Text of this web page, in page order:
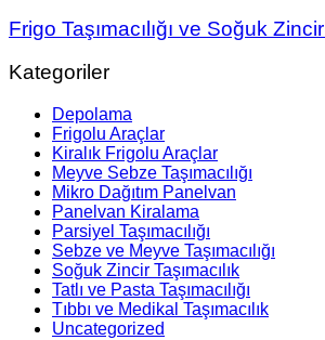
Frigo Taşımacılığı ve Soğuk
Kategoriler
Depolama
Frigolu Araçlar
Kiralık Frigolu Araçlar
Meyve Sebze Taşımacılığı
Mikro Dağıtım Panelvan
Panelvan Kiralama
Parsiyel Taşımacılığı
Sebze ve Meyve Taşımacılığı
Soğuk Zincir Taşımacılık
Tatlı ve Pasta Taşımacılığı
Tıbbı ve Medikal Taşımacılık
Uncategorized